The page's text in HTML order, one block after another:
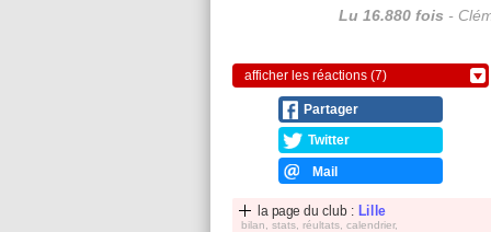
Lu 16.880 fois -
afficher les réactions (7)
Partager
Twitter
Mail
la page du club : Lille
bilan, stats, réultats, calendrier,